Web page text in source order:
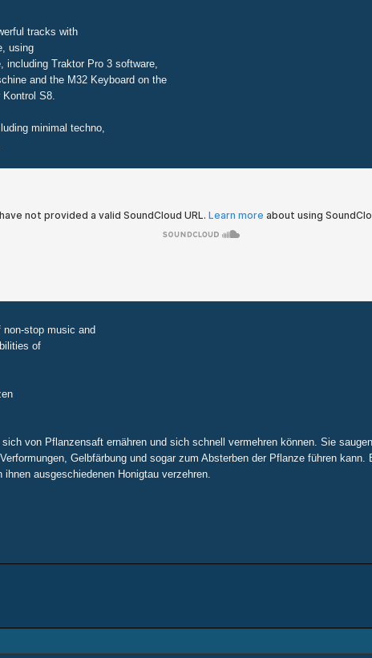
tracks with
using
including Traktor Pro 3 software,
and the M32 Keyboard on the
S8.
minimal techno,
stop music and
of
von Pflanzensaft ernähren und sich schnell vermehren können. Sie
Gelbfärbung und sogar zum Absterben der Pflanze führen kann.
ausgeschiedenen Honigtau verzehren.